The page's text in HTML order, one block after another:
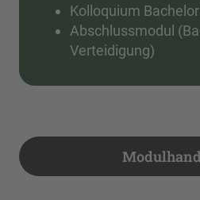
Kolloquium
Abschlussmodul
Verteidigung)